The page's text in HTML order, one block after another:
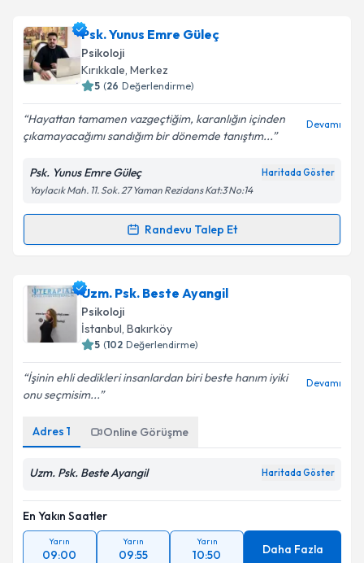
Psk. Yunus Emre Güleç
Psikoloji
Kırıkkale, Merkez
5 (26 Değerlendirme)
Hayattan tamamen vazgeçtiğim, karanlığın içinden
çıkamayacağımı sandığım bir dönemde tanıştım...
Devamı
Psk. Yunus Emre Güleç Haritada Göster
Yaylacık Mah. 11. Sok. 27 Yaman Rezidans Kat:3 No:14
Randevu Talep Et
Randevu Takvimi Talebi
Psk. Yunus Emre Güleç için randevu takvimi talebi
oluşturun. Size bu uzmandan randevu almanız için bir
takvim hazırlandığında e-posta ile bilgilendireceğiz.
Kişisel verilerimin işlenmesine ilişkin
Metni'ni okudum ve kişisel verilerimin belirtilen
kapsamda işlenmesini kabul ediyorum.
Uzm. Psk. Beste Ayangil
Psikoloji
İstanbul, Bakırköy
5 (102 Değerlendirme)
İşinin ehli dedikleri insanlardan biri beste hanım iyiki
onu seçmisim...
Devamı
Adres 1 Online Görüşme
Uzm. Psk. Beste Ayangil Haritada Göster
En Yakın Saatler
Yarın
09:00
Yarın
09:55
Yarın
10:50 Daha Fazla